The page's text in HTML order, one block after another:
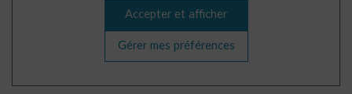
Accepter et afficher
Gérer mes préférences